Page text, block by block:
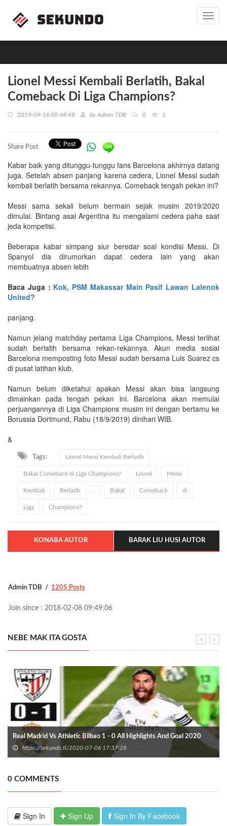
Lionel Messi Kembali Berlatih, Bakal
Comeback Di Liga Champions?
2019-09-16 00:48:48 by Admin TDB 0 1
Share Post
Kabar baik yang ditunggu-tunggu fans Barcelona akhirnya datang
juga. Setelah absen panjang karena cedera, Lionel Messi sudah
kembali berlatih bersama rekannya. Comeback tengah pekan ini?
Messi sama sekali belum bermain sejak musim 2019/2020
dimulai. Bintang asal Argentina itu mengalami cedera paha saat
jeda kompetisi.
Beberapa kabar simpang siur beredar soal kondisi Messi. Di
Spanyol dia dirumorkan dapat cedera lain yang akan
membuatnya absen lebih
Baca Juga : Kok, PSM Makassar Main Pasif Lawan Lalenok
United?
panjang.
Namun jelang matchday pertama Liga Champions, Messi terlihat
sudah berlatih bersama rekan-rekannya. Akun media sosial
Barcelona memposting foto Messi sudah bersama Luis Suarez cs
di pusat latihan klub.
Namun belum diketahui apakan Messi akan bisa langsung
dimainkan pada tengah pekan ini. Barcelona akan memulai
perjuangannya di Liga Champions musim ini dengan bertamu ke
Borussia Dortmund, Rabu (18/9/2019) dinihari WIB.
&
Tags: Lionel Messi Kembali Berlatih
Bakal Comeback di Liga Champions? Lionel Messi
Kembali Berlatih Bakal Comeback di
Liga Champions?
KONABA AUTOR BARAK LIU HUSI AUTOR
Admin TDB 1205 Posts
Join since : 2018-02-08 09:49:06
NEBE MAK ITA GOSTA
Real Madrid Vs Athletic Bilbao 1 - 0 All Highlights And Goal 2020
https://sekundo.tl/2020-07-06 17:37:28
0 COMMENTS
Sign In Sign Up Sign In By Facebook